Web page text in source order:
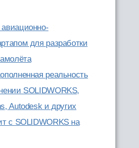
для разработки
реальность
SOLIDWORKS,
Autodesk и других
с SOLIDWORKS на